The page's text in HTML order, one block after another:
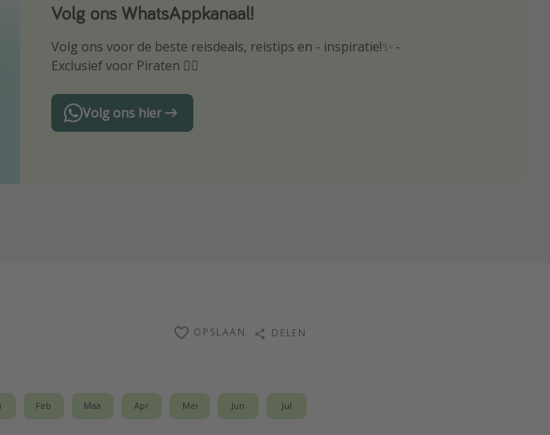
Volg ons WhatsAppkanaal!
Volg ons voor de beste reisdeals, reistips en - inspiratie!✨ -
Exclusief voor Piraten 🏴‍☠️
Volg ons hier
Download onze app
Wees als eerste op de hoogte van de beste reisaanbiedingen
OPSLAAN DELEN
Feb Maa Apr Mei Jun Jul